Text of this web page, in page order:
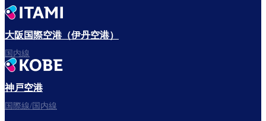
大阪国際空港（伊丹空港）
国内線
神戸空港
国際線/国内線